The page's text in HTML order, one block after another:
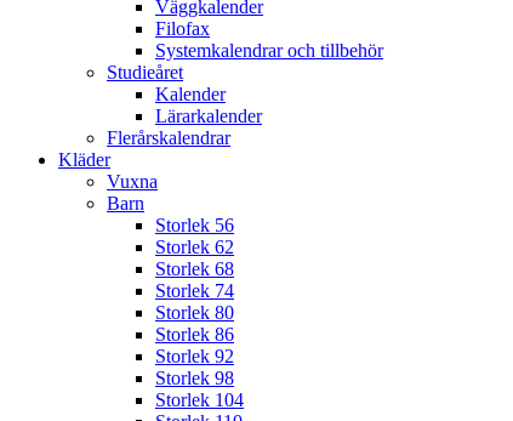
Väggkalender
Filofax
Systemkalendrar och tillbehör
Studieåret
Kalender
Lärarkalender
Flerårskalendrar
Kläder
Vuxna
Barn
Storlek 56
Storlek 62
Storlek 68
Storlek 74
Storlek 80
Storlek 86
Storlek 92
Storlek 98
Storlek 104